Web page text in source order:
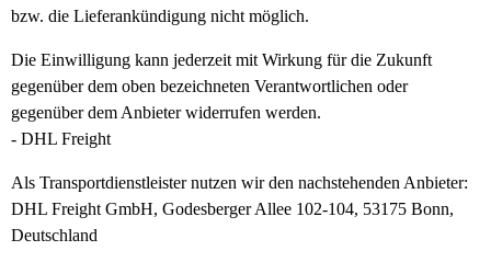
bzw. die Lieferankündigung nicht möglich.
Die Einwilligung kann jederzeit mit Wirkung für die Zukunft
gegenüber dem oben bezeichneten Verantwortlichen oder
gegenüber dem Anbieter widerrufen werden.
- DHL Freight
Als Transportdienstleister nutzen wir den nachstehenden Anbieter:
DHL Freight GmbH, Godesberger Allee 102-104, 53175 Bonn,
Deutschland